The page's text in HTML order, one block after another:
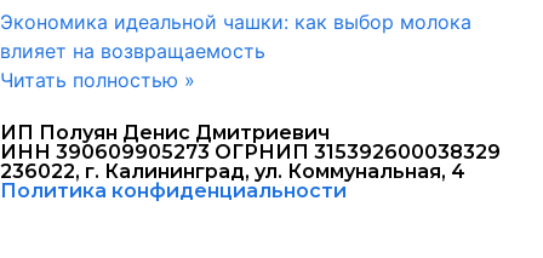
Экономика идеальной чашки: как выбор молока
влияет на возвращаемость
Читать полностью »
ИП Полуян Денис Дмитриевич
ИНН 390609905273 ОГРНИП 315392600038329
236022, г. Калининград, ул. Коммунальная, 4
Политика конфиденциальности